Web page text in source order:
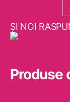
ŞI NOI
Produse